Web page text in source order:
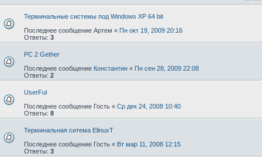
Терминальные системы под Windows XP 64 bit
Последнее сообщение Артем « Пн окт 19, 2009 20:16
Ответы: 3
PC 2 Gether
Последнее сообщение Константин « Пн сен 28, 2009 22:08
Ответы: 2
UserFul
Последнее сообщение Гость « Ср дек 24, 2008 10:40
Ответы: 8
Терминальная ситема ElinuxT
Последнее сообщение Гость « Вт мар 11, 2008 12:15
Ответы: 3